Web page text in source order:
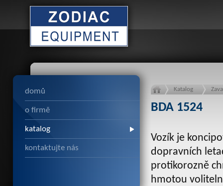
domů
o firmě
katalog
kontaktujte nás
Katalog
BDA 1524
Vozík je
dopravních
protikorozně
hmotou